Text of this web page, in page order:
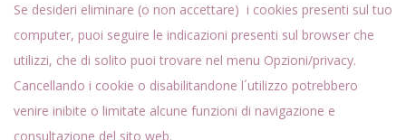
Se desideri eliminare (o non accettare) i cookies presenti sul tuo
computer, puoi seguire le indicazioni presenti sul browser che
utilizzi, che di solito puoi trovare nel menu Opzioni/privacy.
Cancellando i cookie o disabilitandone l´utilizzo potrebbero
venire inibite o limitate alcune funzioni di navigazione e
consultazione del sito web.